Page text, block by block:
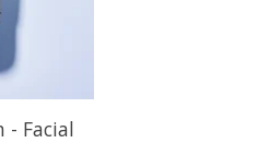
- Facial